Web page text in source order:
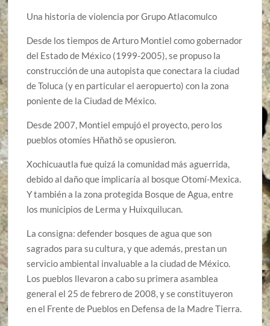
Una historia de violencia por Grupo Atlacomulco
Desde los tiempos de Arturo Montiel como gobernador
del Estado de México (1999-2005), se propuso la
construcción de una autopista que conectara la ciudad
de Toluca (y en particular el aeropuerto) con la zona
poniente de la Ciudad de México.
Desde 2007, Montiel empujó el proyecto, pero los
pueblos otomíes Hñathö se opusieron.
Xochicuautla fue quizá la comunidad más aguerrida,
debido al daño que implicaría al bosque Otomí-Mexica.
Y también a la zona protegida Bosque de Agua, entre
los municipios de Lerma y Huixquilucan.
La consigna: defender bosques de agua que son
sagrados para su cultura, y que además, prestan un
servicio ambiental invaluable a la ciudad de México.
Los pueblos llevaron a cabo su primera asamblea
general el 25 de febrero de 2008, y se constituyeron
en el Frente de Pueblos en Defensa de la Madre Tierra.